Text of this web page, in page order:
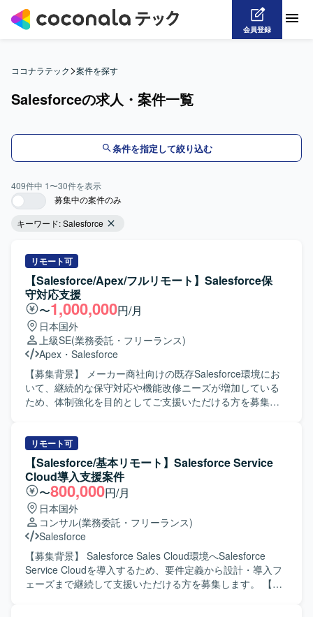
会員登録
ココナラテック>案件を探す
Salesforceの求人・案件一覧
条件を指定して絞り込む
409件中 1〜30件を表示
募集中の案件のみ
キーワード:Salesforce
リモート可
【Salesforce/Apex/フルリモート】Salesforce保
守対応支援
〜1,000,000円/月
日本国外
上級SE(業務委託・フリーランス)
Apex ・ Salesforce
【募集背景】 メーカー商社向けの既存Salesforce環境にお
いて、継続的な保守対応や機能改修ニーズが増加している
ため、体制強化を目的としてご支援いただける方を募集し
守対応や問合せ対応を行っていただきます。 ・顧客との週
次定例ミーティングに参加し、方針のすり合わせや課題整
理、対応内容の説明を実施していただきます。 ・既存機能
の仕様に関する質疑応答や、標準機能および軽微なApex、
Visualforceを用いた機能改修を行っていただきます。 ・新
規機能について、対応方針の検討から設計・実装・受け入
れまで一連の対応を担当していただきます。 ・その他、関
連する開発要件についても状況に応じて対応していただき
ます。 【求める人物像】 ・顧客とのコミュニケーションを
通じて課題を整理し、自ら主体的に提案・推進していただ
ける方を求めております。 ・Salesforceに関する知識や経
リモート可
【Salesforce/基本リモート】Salesforce Service
Cloud導入支援案件
〜800,000円/月
日本国外
コンサル(業務委託・フリーランス)
Salesforce
【募集背景】 Salesforce Sales Cloud環境へSalesforce
Service Cloudを導入するため、要件定義から設計・導入フ
ェーズまで継続して支援いただける方を募集します。 【作